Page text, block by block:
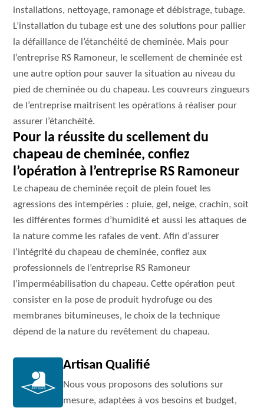
installations, nettoyage, ramonage et débistrage, tubage.
L’installation du tubage est une des solutions pour pallier
la défaillance de l’étanchéité de cheminée. Mais pour
l’entreprise RS Ramoneur, le scellement de cheminée est
une autre option pour sauver la situation au niveau du
pied de cheminée ou du chapeau. Les couvreurs zingueurs
de l’entreprise maitrisent les opérations à réaliser pour
assurer l’étanchéité.
Pour la réussite du scellement du
chapeau de cheminée, confiez
l’opération à l’entreprise RS Ramoneur
Le chapeau de cheminée reçoit de plein fouet les
agressions des intempéries : pluie, gel, neige, crachin, soit
les différentes formes d’humidité et aussi les attaques de
la nature comme les rafales de vent. Afin d’assurer
l’intégrité du chapeau de cheminée, confiez aux
professionnels de l’entreprise RS Ramoneur
l’imperméabilisation du chapeau. Cette opération peut
consister en la pose de produit hydrofuge ou des
membranes bitumineuses, le choix de la technique
dépend de la nature du revêtement du chapeau.
Artisan Qualifié
Nous vous proposons des solutions sur
mesure, adaptées à vos besoins et budget,